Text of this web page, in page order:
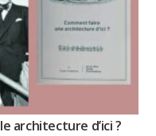
architecture d’ici ?